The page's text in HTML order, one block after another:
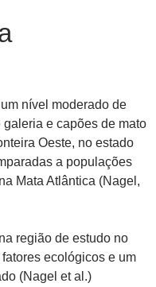
nível moderado de
e capões de mato
Oeste, no estado
a populações
Mata Atlântica (Nagel,
região de estudo no
ecológicos e um
(Nagel et al.)